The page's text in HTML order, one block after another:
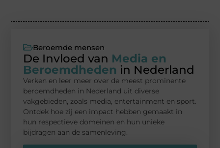
Beroemde mensen
De Invloed van Media en
Beroemdheden in Nederland
Verken en leer meer over de meest prominente
beroemdheden in Nederland uit diverse
vakgebieden, zoals media, entertainment en sport.
Ontdek hoe zij een impact hebben gemaakt in
hun respectieve domeinen en hun unieke
bijdragen aan de samenleving.